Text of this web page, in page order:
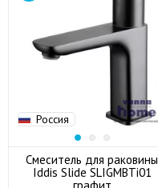
Россия
Смеситель для раковины
Iddis Slide SLIGMBTi01